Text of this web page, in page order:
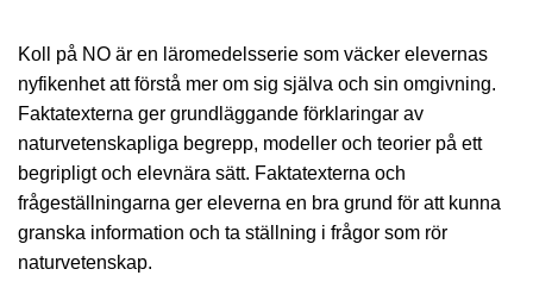
Koll på NO är en läromedelsserie som väcker elevernas
nyfikenhet att förstå mer om sig själva och sin omgivning.
Faktatexterna ger grundläggande förklaringar av
naturvetenskapliga begrepp, modeller och teorier på ett
begripligt och elevnära sätt. Faktatexterna och
frågeställningarna ger eleverna en bra grund för att kunna
granska information och ta ställning i frågor som rör
naturvetenskap.